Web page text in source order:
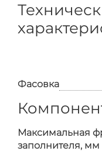
Фасовка
Максимальная
заполнителя, мм